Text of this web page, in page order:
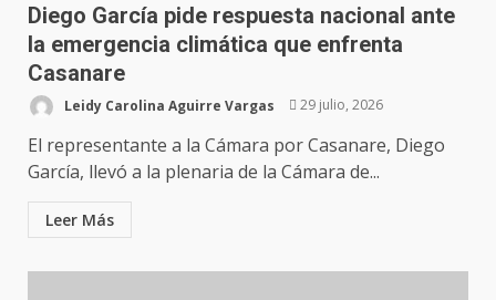
Diego García pide respuesta nacional ante
la emergencia climática que enfrenta
Casanare
Leidy Carolina Aguirre Vargas 29 julio, 2026
El representante a la Cámara por Casanare, Diego
García, llevó a la plenaria de la Cámara de...
Leer Más